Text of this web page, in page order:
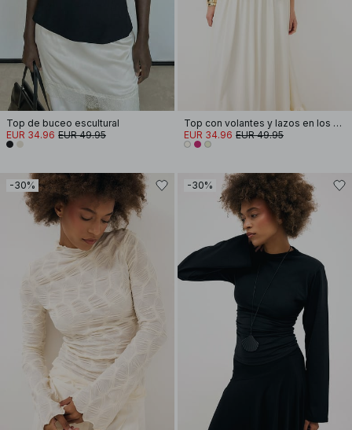
Top de buceo escultural
EUR 34.96 EUR 49.95
Top con volantes y lazos en los hombros
EUR 34.96 EUR 49.95
-30% -30%